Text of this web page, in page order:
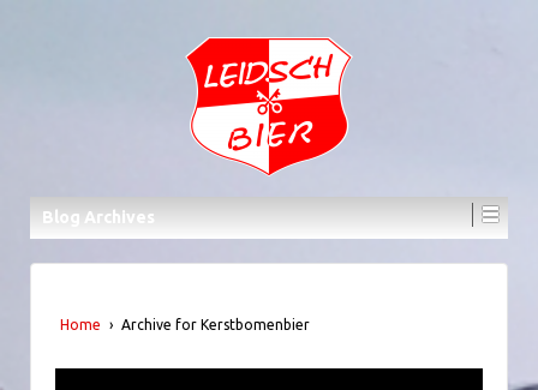
Blog Archives
Home › Archive for Kerstbomenbier